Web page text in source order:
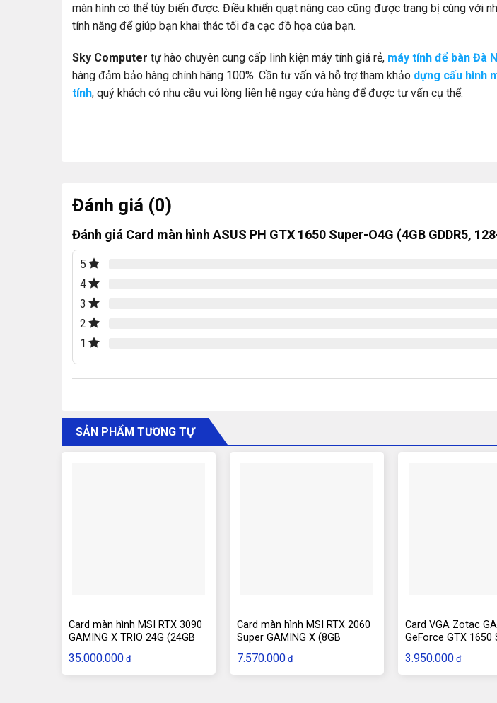
màn hình có thể tùy biến được. Điều khiển quạt nâng cao cũng được trang bị cùng với
tính năng để giúp bạn khai thác tối đa cạc đồ họa của bạn.
Sky Computer tự hào chuyên cung cấp linh kiện máy tính giá rẻ, máy tính để bàn Đà
hàng đảm bảo hàng chính hãng 100%. Cần tư vấn và hỗ trợ tham khảo dựng cấu hình
tính, quý khách có nhu cầu vui lòng liên hệ ngay cửa hàng để được tư vấn cụ thể.
Đánh giá (0)
Đánh giá Card màn hình ASUS PH GTX 1650 Super-O4G (4GB GDDR5,
5
4
3
2
1
SẢN PHẨM TƯƠNG TỰ
Card màn hình MSI RTX 3090
GAMING X TRIO 24G (24GB
GDDR6X, 384-bit, HDMI +DP,
3×8-pin)
35.000.000 ₫
Card màn hình MSI RTX 2060
Super GAMING X (8GB
GDDR6, 256-bit, HDMI+DP,
1×8-pin)
7.570.000 ₫
Card VGA Zotac
GeForce GTX 1650
4Gb
3.950.000 ₫